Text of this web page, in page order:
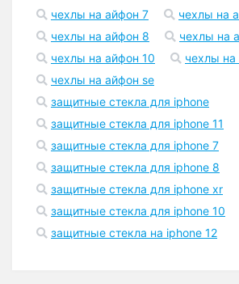
чехлы на айфон 7
чехлы на
чехлы на айфон 8
чехлы на
чехлы на айфон 10
чехлы на
чехлы на айфон se
защитные стекла для iphone
защитные стекла для iphone 11
защитные стекла для iphone 7
защитные стекла для iphone 8
защитные стекла для iphone xr
защитные стекла для iphone 10
защитные стекла на iphone 12